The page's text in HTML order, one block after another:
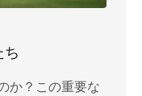
か？この重要な